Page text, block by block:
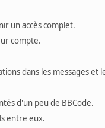
un accès complet.
compte.
dans les messages et
d'un peu de BBCode.
entre eux.